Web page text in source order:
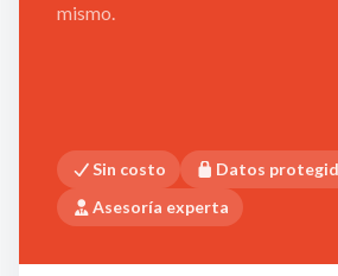
mismo.
Sin costo
Datos
Asesoría experta